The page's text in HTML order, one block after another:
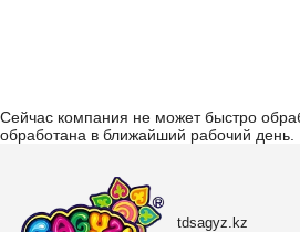
Сейчас компания не может быстро
обработана в ближайший рабочий день.
tdsagyz.kz